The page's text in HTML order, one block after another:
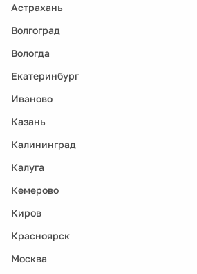
Астрахань
Волгоград
Вологда
Екатеринбург
Иваново
Казань
Калининград
Калуга
Кемерово
Киров
Красноярск
Москва